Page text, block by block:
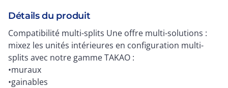
Détails du produit
Compatibilité multi-splits Une offre multi-solutions :
mixez les unités intérieures en configuration multi-
splits avec notre gamme TAKAO :
•muraux
•gainables